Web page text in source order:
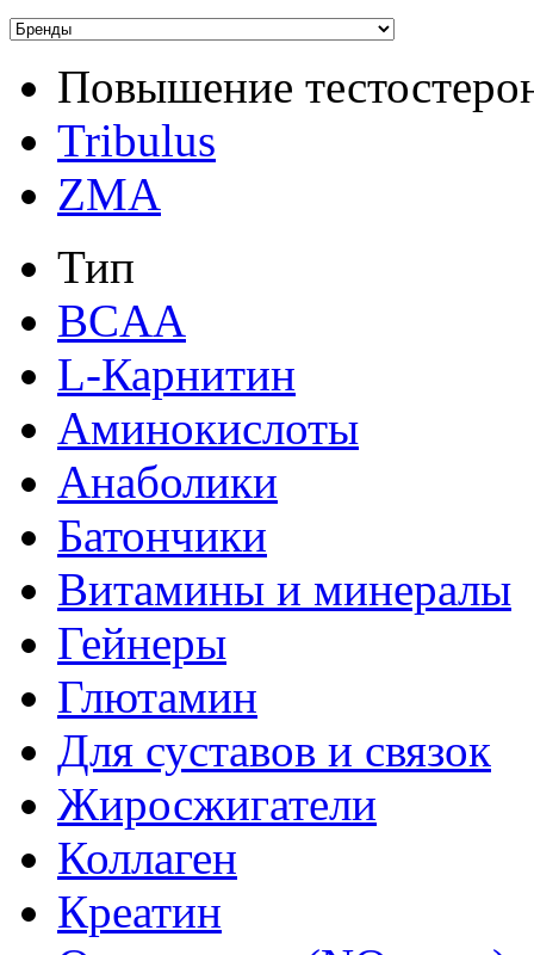
Повышение
Tribulus
ZMA
Тип
BCAA
L-Карнитин
Аминокислоты
Анаболики
Батончики
Витамины и минералы
Гейнеры
Глютамин
Для суставов и связок
Жиросжигатели
Коллаген
Креатин